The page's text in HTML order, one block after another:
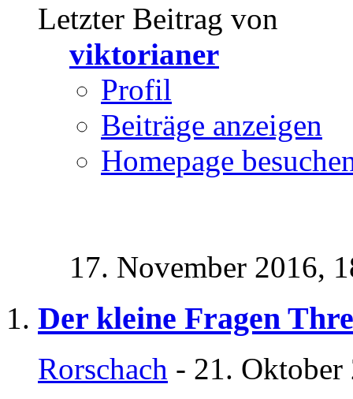
Letzter Beitrag von
viktorianer
Profil
Beiträge anzeigen
Homepage
17. November 2016,
Der kleine Fragen
Rorschach - 21.